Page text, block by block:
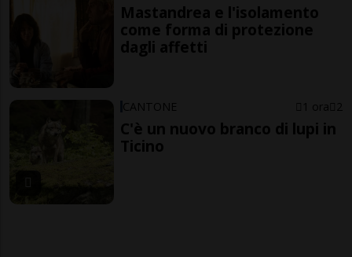
Mastandrea e l'isolamento
come forma di protezione
dagli affetti
CANTONE 1 ora 2
C'è un nuovo branco di lupi in
Ticino